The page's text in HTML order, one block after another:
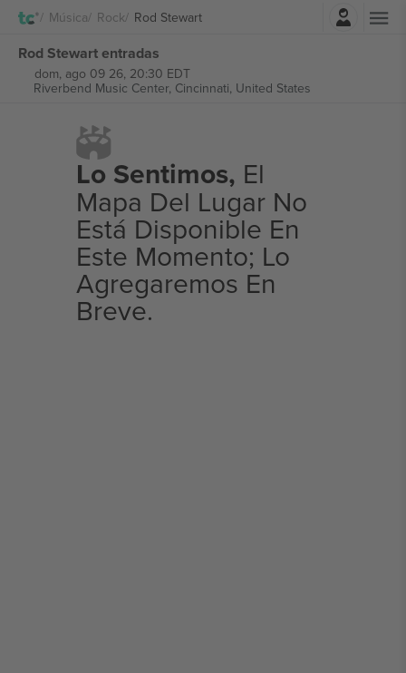
Música Rock Rod Stewart
Rod Stewart entradas
dom, ago 09 26, 20:30 EDT
Riverbend Music Center, Cincinnati, United States
Lo Sentimos, El
Mapa Del Lugar No
Está Disponible En
Este Momento; Lo
Agregaremos En
Breve.